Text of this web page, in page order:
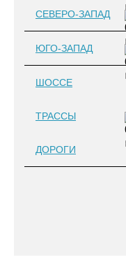
СЕВЕРО-ЗАПАД
ЮГО-ЗАПАД
ШОССЕ
ТРАССЫ
ДОРОГИ